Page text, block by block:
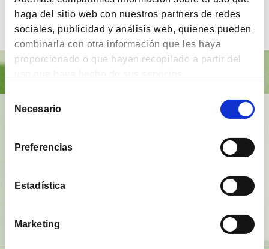
haga del sitio web con nuestros partners de redes
sociales, publicidad y análisis web, quienes pueden
combinarla con otra información que les haya
proporcionado o que hayan recopilado a partir del
Selección
deNecesario
Preferencias
Estadística
Marketing
2026
BrainVestor: Psicología financiera
acompañar
a los inversores
técnicas del campo de la
psicología financiera.